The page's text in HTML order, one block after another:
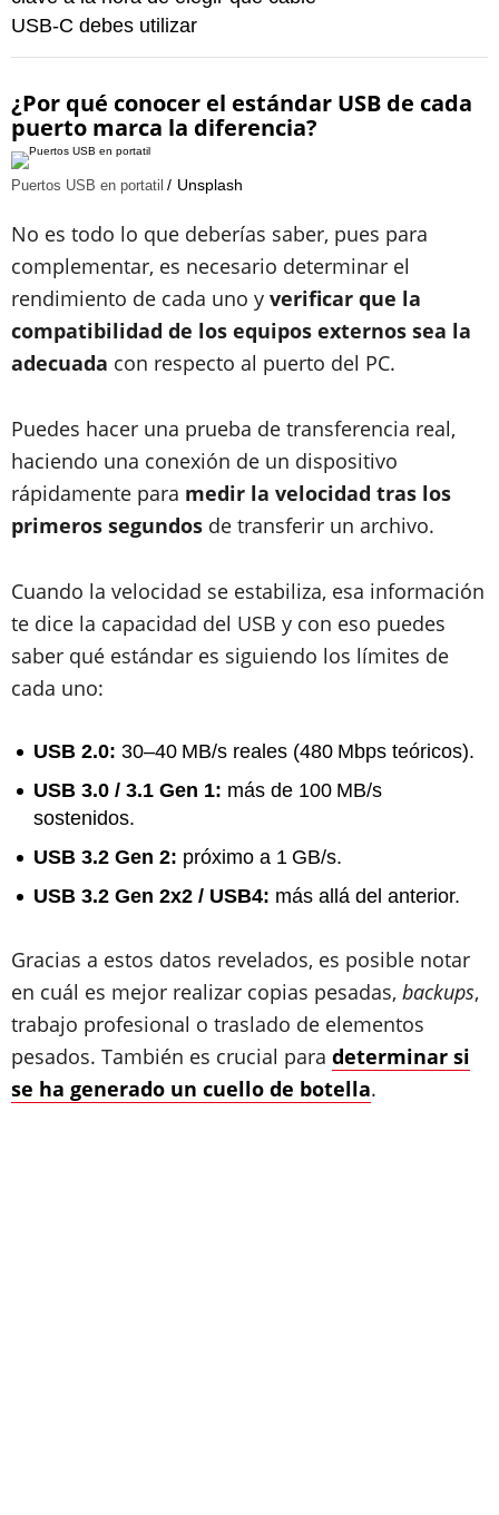
USB-C debes utilizar
¿Por qué conocer el estándar USB de cada
puerto marca la diferencia?
Puertos USB en portatil Unsplash
No es todo lo que deberías saber, pues para
complementar, es necesario determinar el
rendimiento de cada uno y verificar que la
compatibilidad de los equipos externos sea la
adecuada con respecto al puerto del PC.
Puedes hacer una prueba de transferencia real,
haciendo una conexión de un dispositivo
rápidamente para medir la velocidad tras los
primeros segundos de transferir un archivo.
Cuando la velocidad se estabiliza, esa información
te dice la capacidad del USB y con eso puedes
saber qué estándar es siguiendo los límites de
cada uno:
USB 2.0: 30–40 MB/s reales (480 Mbps teóricos).
USB 3.0 / 3.1 Gen 1: más de 100 MB/s
sostenidos.
USB 3.2 Gen 2: próximo a 1 GB/s.
USB 3.2 Gen 2x2 / USB4: más allá del anterior.
Gracias a estos datos revelados, es posible notar
en cuál es mejor realizar copias pesadas, backups,
trabajo profesional o traslado de elementos
pesados. También es crucial para determinar si
se ha generado un cuello de botella.